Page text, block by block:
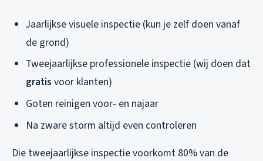
Jaarlijkse visuele inspectie (kun je zelf doen vanaf
de grond)
Tweejaarlijkse professionele inspectie (wij doen dat
gratis voor klanten)
Goten reinigen voor- en najaar
Na zware storm altijd even controleren
Die tweejaarlijkse inspectie voorkomt 80% van de